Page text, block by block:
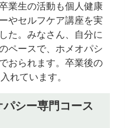
業生の活動も個人健康
やセルフケア講座を実
た。みなさん、自分に
ペースで、ホメオパシ
おられます。卒業後の
れています。
シー専門コース